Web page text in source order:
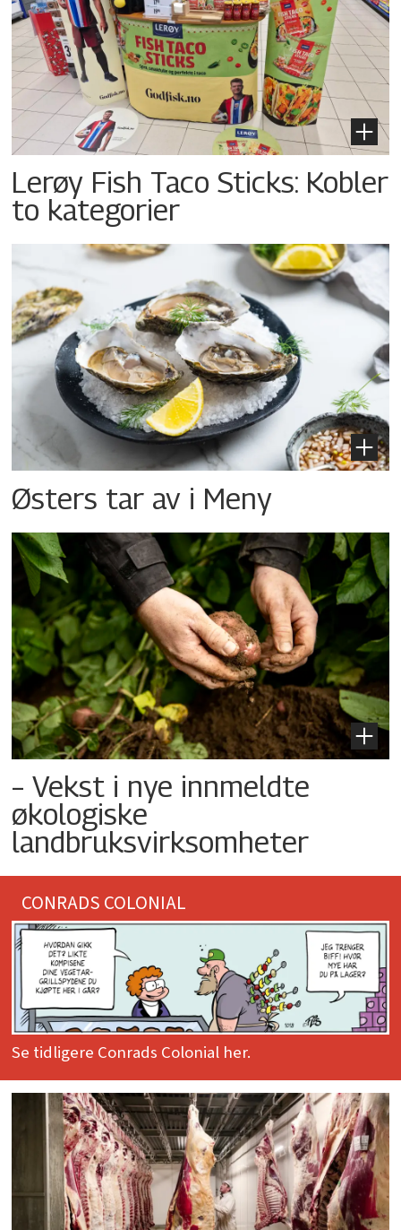
Lerøy Fish Taco Sticks: Kobler
to kategorier
Østers tar av i Meny
– Vekst i nye innmeldte
økologiske
landbruksvirksomheter
CONRADS COLONIAL
Se tidligere Conrads Colonial her.